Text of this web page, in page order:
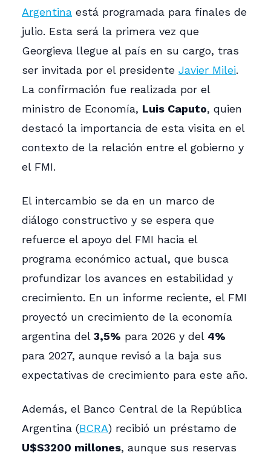
Argentina está programada para finales de
julio. Esta será la primera vez que
Georgieva llegue al país en su cargo, tras
ser invitada por el presidente Javier Milei.
La confirmación fue realizada por el
ministro de Economía, Luis Caputo, quien
destacó la importancia de esta visita en el
contexto de la relación entre el gobierno y
el FMI.
El intercambio se da en un marco de
diálogo constructivo y se espera que
refuerce el apoyo del FMI hacia el
programa económico actual, que busca
profundizar los avances en estabilidad y
crecimiento. En un informe reciente, el FMI
proyectó un crecimiento de la economía
argentina del 3,5% para 2026 y del 4%
para 2027, aunque revisó a la baja sus
expectativas de crecimiento para este año.
Además, el Banco Central de la República
Argentina (BCRA) recibió un préstamo de
U$S3200 millones, aunque sus reservas